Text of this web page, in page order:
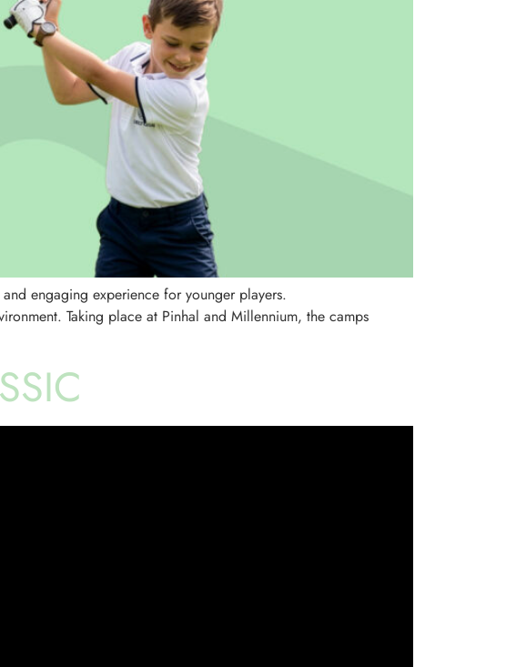
engaging experience for younger players.
Taking place at Pinhal and Millennium, the camps